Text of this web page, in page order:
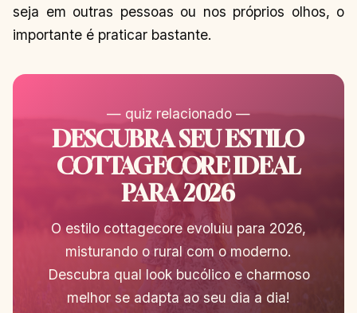
seja em outras pessoas ou nos próprios olhos, o
importante é praticar bastante.
— quiz relacionado —
DESCUBRA SEU ESTILO
COTTAGECORE IDEAL
PARA 2026
O estilo cottagecore evoluiu para 2026,
misturando o rural com o moderno.
Descubra qual look bucólico e charmoso
melhor se adapta ao seu dia a dia!